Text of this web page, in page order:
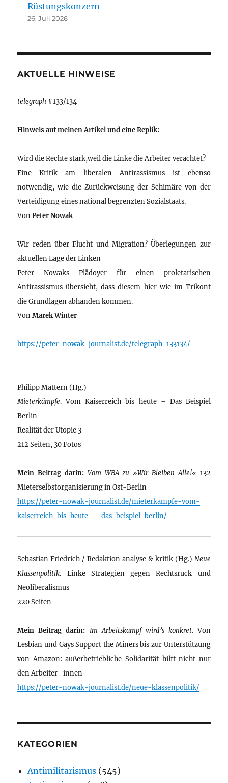
Rüstungskonzern
26. Juli 2026
AKTUELLE HINWEISE
telegraph #133/134
Hinweis auf meinen Artikel und eine Replik:
Wird die Rechte stark,weil die Linke die Arbeiter verachtet?
Eine Kritik am liberalen Antirassismus ist ebenso
notwendig, wie die Zurückweisung der Schimäre von der
Verteidigung eines national begrenzten Sozialstaats.
VonPeter Nowak
Wir reden über Flucht und Migration? Überlegungen zur
aktuellen Lage der Linken
Peter Nowaks Plädoyer für einen proletarischen
Antirassismus übersieht, dass diesem hier wie im Trikont
die Grundlagen abhanden kommen.
VonMarek Winter
https://peter-nowak-journalist.de/telegraph-133134/
Philipp Mattern (Hg.)
Mieterkämpfe. Vom Kaiserreich bis heute – Das Beispiel
Berlin
Realität der Utopie 3
212 Seiten, 30 Fotos
Mein Beitrag darin: Vom WBA zu »Wir Bleiben Alle!« 132
Mieterselbstorganisierung in Ost-Berlin
https://peter-nowak-journalist.de/mieterkampfe-vom-
kaiserreich-bis-heute-–-das-beispiel-berlin/
Sebastian Friedrich / Redaktion analyse & kritik (Hg.) Neue
Klassenpolitik. Linke Strategien gegen Rechtsruck und
Neoliberalismus
220 Seiten
Mein Beitrag darin: Im Arbeitskampf wird’s konkret. Von
Lesbian und Gays Support the Miners bis zur Unterstützung
von Amazon: außerbetriebliche Solidarität hilft nicht nur
den Arbeiter_innen
https://peter-nowak-journalist.de/neue-klassenpolitik/
KATEGORIEN
Antimilitarismus (545)